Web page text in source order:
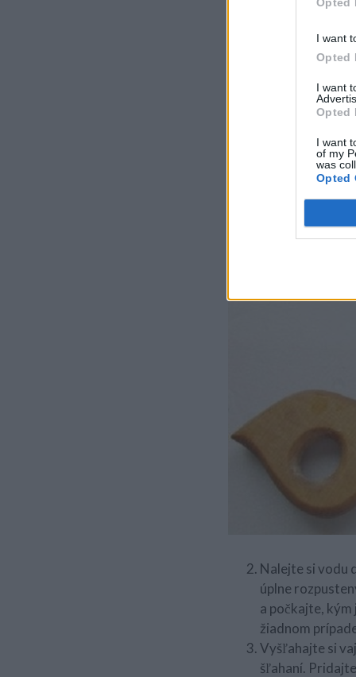
I want
Opted
I want
Opted
I want
of my
was
Opted
malé kusy.
Nalejte si vodu
úplne
a počkajte,
žiadnom
Vyšľahajte si
šľahaní.